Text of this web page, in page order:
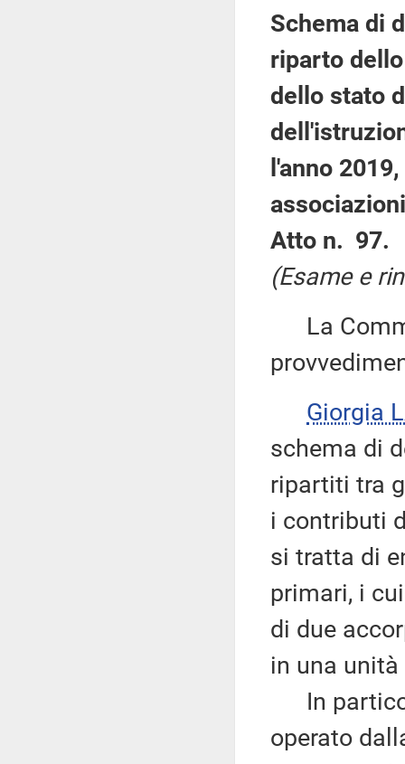
Schema di
riparto
dello stato
l'anno
Atto n. 97.
(Esame e
La
Giorgia
schema di
ripartiti tra
i contributi
si tratta di
primari, i
di due
in una
In
operato